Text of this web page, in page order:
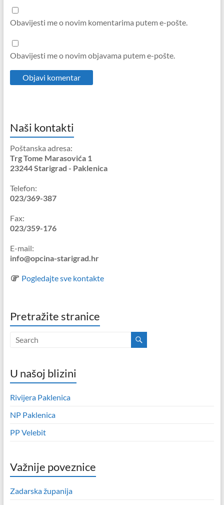
Obavijesti me o novim komentarima putem e-pošte.
Obavijesti me o novim objavama putem e-pošte.
Naši kontakti
Poštanska adresa:
Trg Tome Marasovića 1
23244 Starigrad - Paklenica
Telefon:
023/369-387
Fax:
023/359-176
E-mail:
info@opcina-starigrad.hr
Pogledajte sve kontakte
Pretražite stranice
U našoj blizini
Rivijera Paklenica
NP Paklenica
PP Velebit
Važnije poveznice
Zadarska županija